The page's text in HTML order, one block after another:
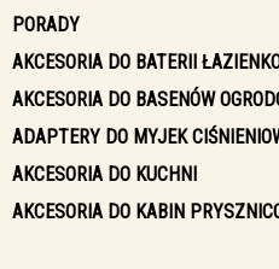
PORADY
AKCESORIA DO BATERII
AKCESORIA DO BASENÓW
ADAPTERY DO MYJEK
AKCESORIA DO KUCHNI
AKCESORIA DO KABIN